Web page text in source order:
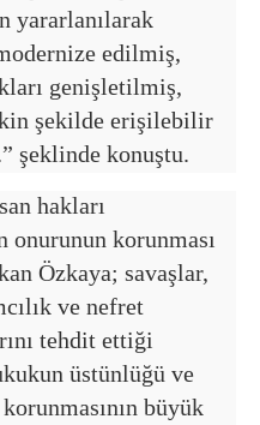
yararlanılarak
edilmiş,
genişletilmiş,
şekilde erişilebilir
şeklinde konuştu.
hakları
onurunun korunması
Özkaya; savaşlar,
ve nefret
tehdit ettiği
üstünlüğü ve
büyük